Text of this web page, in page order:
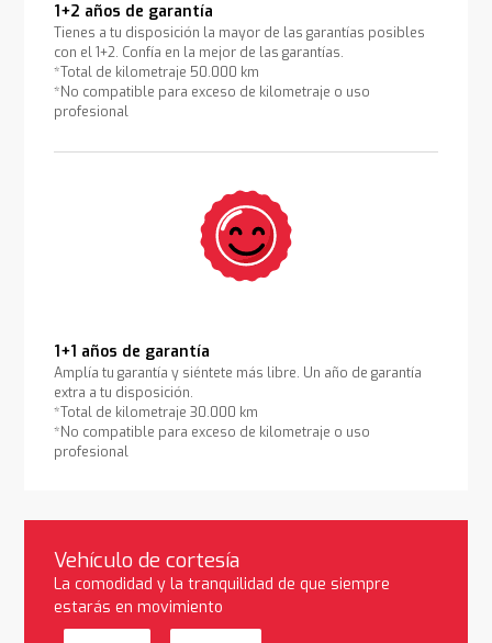
1+2 años de garantía
Tienes a tu disposición la mayor de las garantías posibles
con el 1+2. Confía en la mejor de las garantías.
*Total de kilometraje 50.000 km
*No compatible para exceso de kilometraje o uso
profesional
1+1 años de garantía
Amplía tu garantía y siéntete más libre. Un año de garantía
extra a tu disposición.
*Total de kilometraje 30.000 km
*No compatible para exceso de kilometraje o uso
profesional
Vehículo de cortesía
La comodidad y la tranquilidad de que siempre
estarás en movimiento